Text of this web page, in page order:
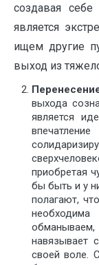
создавая
является
ищем другие
выход из
выхода
является
приобретая
бы быть и у
полагают,
обманываем,
навязывает
своей воле.